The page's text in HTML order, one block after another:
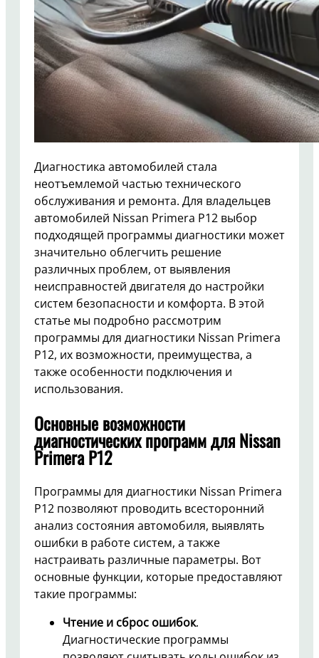
Диагностика автомобилей стала
неотъемлемой частью технического
обслуживания и ремонта. Для владельцев
автомобилей Nissan Primera P12 выбор
подходящей программы диагностики может
значительно облегчить решение
различных проблем, от выявления
неисправностей двигателя до настройки
систем безопасности и комфорта. В этой
статье мы подробно рассмотрим
программы для диагностики Nissan Primera
P12, их возможности, преимущества, а
также особенности подключения и
использования.
Основные возможности
диагностических программ для Nissan
Primera P12
Программы для диагностики Nissan Primera
P12 позволяют проводить всесторонний
анализ состояния автомобиля, выявлять
ошибки в работе систем, а также
настраивать различные параметры. Вот
основные функции, которые предоставляют
такие программы:
Чтение и сброс ошибок.
Диагностические программы